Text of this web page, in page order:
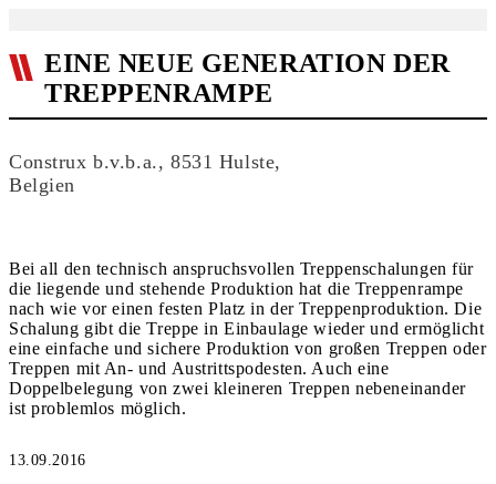
EINE NEUE GENERATION DER
TREPPENRAMPE
Construx b.v.b.a., 8531 Hulste,
Belgien
Bei all den technisch anspruchsvollen Treppenschalungen für
die liegende und stehende Produktion hat die Treppenrampe
nach wie vor einen festen Platz in der Treppenproduktion. Die
Schalung gibt die Treppe in Einbaulage wieder und ermöglicht
eine einfache und sichere Produktion von großen Treppen oder
Treppen mit An- und Austrittspodesten. Auch eine
Doppelbelegung von zwei kleineren Treppen nebeneinander
ist problemlos möglich.
13.09.2016